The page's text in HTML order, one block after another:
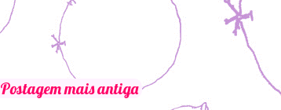
Postagem mais antiga